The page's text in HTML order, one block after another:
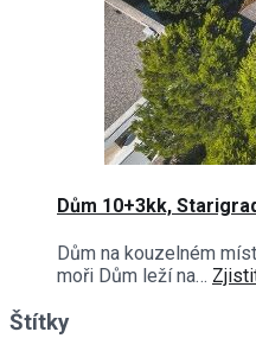
Dům 10+3kk,
Dům na kouzelném
moři Dům leží na…
Štítky